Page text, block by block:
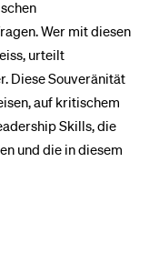
Wer mit diesen
urteilt
Diese Souveränität
auf kritischem
Skills, die
und die in diesem